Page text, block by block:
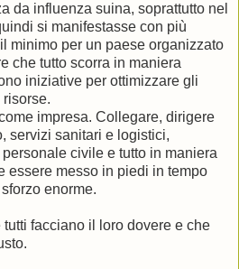
da influenza suina, soprattutto nel
si manifestasse con più
minimo per un paese organizzato
che tutto scorra in maniera
iniziative per ottimizzare gli
impresa. Collegare, dirigere
servizi sanitari e logistici,
civile e tutto in maniera
essere messo in piedi in tempo
enorme.
facciano il loro dovere e che